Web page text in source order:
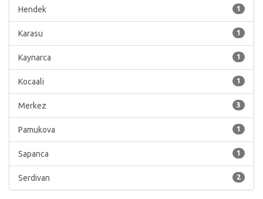
1
Hendek
1
Karasu
1
Kaynarca
1
Kocaali
3
Merkez
1
Pamukova
1
Sapanca
2
Serdivan